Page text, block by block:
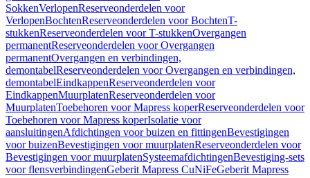
SokkenVerlopenReserveonderdelen voor
VerlopenBochtenReserveonderdelen voor BochtenT-
stukkenReserveonderdelen voor T-stukkenOvergangen
permanentReserveonderdelen voor Overgangen
permanentOvergangen en verbindingen,
demontabelReserveonderdelen voor Overgangen en verbindingen,
demontabelEindkappenReserveonderdelen voor
EindkappenMuurplatenReserveonderdelen voor
MuurplatenToebehoren voor Mapress koperReserveonderdelen voor
Toebehoren voor Mapress koperIsolatie voor
aansluitingenAfdichtingen voor buizen en fittingenBevestigingen
voor buizenBevestigingen voor muurplatenReserveonderdelen voor
Bevestigingen voor muurplatenSysteemafdichtingenBevestiging-sets
voor flensverbindingenGeberit Mapress CuNiFeGeberit Mapress